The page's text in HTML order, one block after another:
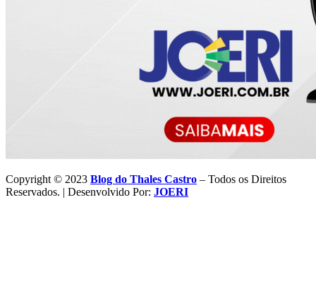
Copyright © 2023 Blog do Thales Castro – Todos os Direitos
Reservados. | Desenvolvido Por: JOERI